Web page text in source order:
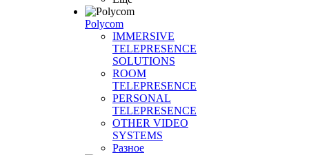
Polycom
IMMERSIVE
TELEPRESENCE
SOLUTIONS
ROOM
TELEPRESENCE
PERSONAL
TELEPRESENCE
OTHER VIDEO
SYSTEMS
Разное